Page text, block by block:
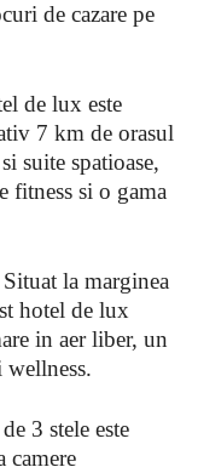
de cazare pe
de lux este
7 km de orasul
suite spatioase,
fitness si o gama
la marginea
hotel de lux
in aer liber, un
wellness.
3 stele este
camere